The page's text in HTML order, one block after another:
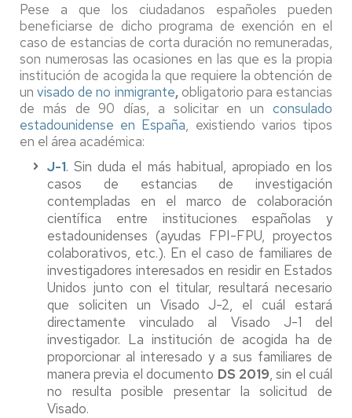
Pese a que los ciudadanos españoles pueden
beneficiarse de dicho programa de exención en el
caso de estancias de corta duración no remuneradas,
son numerosas las ocasiones en las que es la propia
institución de acogida la que requiere la obtención de
unvisado de no inmigrante,obligatorio para estancias
de más de 90 días, a solicitar en un consulado
estadounidense en España, existiendo varios tipos
en el área académica:
J-1. Sin duda el más habitual, apropiado en los
casos de estancias de investigación
contempladas en el marco de colaboración
científica entre instituciones españolas y
estadounidenses (ayudas FPI-FPU, proyectos
colaborativos, etc.). En el caso de familiares de
investigadores interesados en residir en Estados
Unidos junto con el titular, resultará necesario
que soliciten un Visado J-2, el cuál estará
directamente vinculado al Visado J-1 del
investigador. La institución de acogida ha de
proporcionar al interesado y a sus familiares de
manera previa el documento DS 2019, sin el cuál
no resulta posible presentar la solicitud de
Visado.